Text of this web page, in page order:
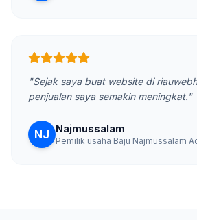
"Sejak saya buat website di
penjualan saya semakin meningkat."
NJ Najmussalam
Pemilik usaha Baju Najmussalam